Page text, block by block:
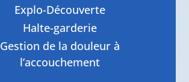
Explo-Découverte
Halte-garderie
Gestion de la douleur à
l’accouchement